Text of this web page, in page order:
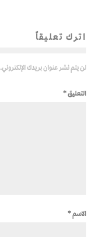
اترك تعليقاً
لن يتم نشر عنوان بريدك الإلكتروني.
التعليق*
الاسم *